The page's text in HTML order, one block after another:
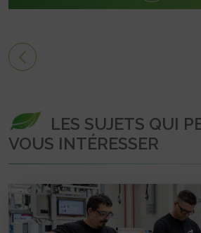
LES SUJETS QUI
VOUS INTÉRESSER